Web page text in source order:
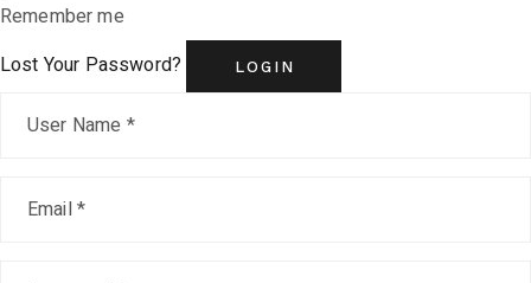
Remember me
Lost Your Password?
LOGIN